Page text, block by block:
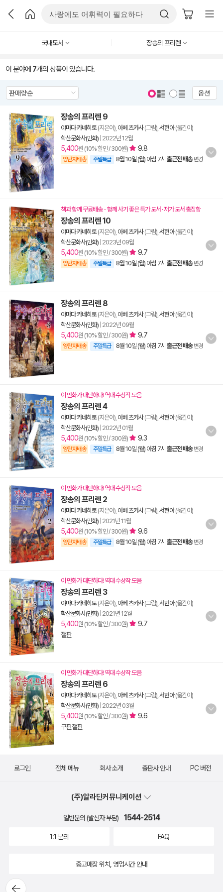
국내도서 장송의 프리렌
이 분야에 7개의 상품이 있습니다.
옵션
장송의 프리렌 9
야마다 카네히토(지은이), 아베 츠카사(그림), 서현아(옮긴이)
학산문화사(만화) 2022년 12월
5,400원 (10% 할인 / 300원) 9.8
양탄자배송 주말특급 8월 10일 (월) 아침 7시 출근전 배송 변경
책과 함께 무료배송 - 함께 사기 좋은 특가 도서 · 저가 도서 총집합
장송의 프리렌 10
야마다 카네히토(지은이), 아베 츠카사(그림), 서현아(옮긴이)
학산문화사(만화) 2023년 09월
5,400원 (10% 할인 / 300원) 9.7
양탄자배송 주말특급 8월 10일 (월) 아침 7시 출근전 배송 변경
장송의 프리렌 8
야마다 카네히토(지은이), 아베 츠카사(그림), 서현아(옮긴이)
학산문화사(만화) 2022년 09월
5,400원 (10% 할인 / 300원) 9.7
양탄자배송 주말특급 8월 10일 (월) 아침 7시 출근전 배송 변경
이 만화가 대단하다! 역대 수상작 모음
장송의 프리렌 4
야마다 카네히토(지은이), 아베 츠카사(그림), 서현아(옮긴이)
학산문화사(만화) 2022년 01월
5,400원 (10% 할인 / 300원) 9.3
양탄자배송 주말특급 8월 10일 (월) 아침 7시 출근전 배송 변경
이 만화가 대단하다! 역대 수상작 모음
장송의 프리렌 2
야마다 카네히토(지은이), 아베 츠카사(그림), 서현아(옮긴이)
학산문화사(만화) 2021년 11월
5,400원 (10% 할인 / 300원) 9.6
양탄자배송 주말특급 8월 10일 (월) 아침 7시 출근전 배송 변경
이 만화가 대단하다! 역대 수상작 모음
장송의 프리렌 3
야마다 카네히토(지은이), 아베 츠카사(그림), 서현아(옮긴이)
학산문화사(만화) 2021년 12월
5,400원 (10% 할인 / 300원)
9.7
절판
이 만화가 대단하다! 역대 수상작 모음
장송의 프리렌 6
야마다 카네히토(지은이), 아베 츠카사(그림), 서현아(옮긴이)
학산문화사(만화) 2022년 03월
5,400원 (10% 할인 / 300원)
9.6
구판절판
뒤로가
로그인 전체 메뉴 회사 소개 출판사 안내 PC 버전
(주)알라딘커뮤니케이션
일반문의 (발신자 부담) 1544-2514
1:1 문의 FAQ
중고매장 위치, 영업시간 안내